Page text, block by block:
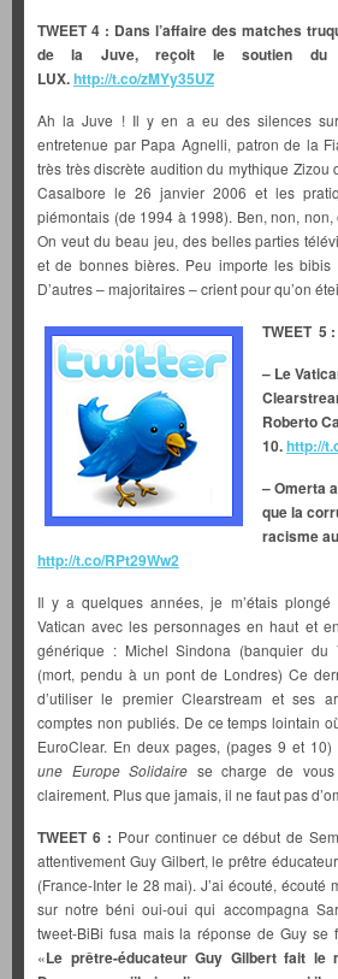
TWEET 4 : Dans l’affaire des matches
de la Juve, reçoit le soutien du
LUX.http://t.co/zMYy35UZ
Ah la Juve ! Il y en a eu des silences
entretenue par Papa Agnelli, patron de la
très très discrète audition du mythique Zizou
Casalbore le 26 janvier 2006 et les
piémontais (de 1994 à 1998). Ben, non, non,
On veut du beau jeu, des belles parties
et de bonnes bières. Peu importe les bibis
D’autres – majoritaires – crient pour qu’on
TWEET 5 :
– Le
Roberto
10.http://
– Omerta
que la
racisme
http://t.co/RPt29Ww2
Il y a quelques années, je m’étais
Vatican avec les personnages en haut et
générique : Michel Sindona (banquier du
(mort, pendu à un pont de Londres) Ce
d’utiliser le premier Clearstream et ses
comptes non publiés. De ce temps lointain
EuroClear. En deux pages, (pages 9 et 10)
une Europe Solidaire se charge de
clairement. Plus que jamais, il ne faut pas
TWEET 6 : Pour continuer ce début de
attentivement Guy Gilbert, le prêtre
(France-Inter le 28 mai). J’ai écouté, écouté
sur notre béni oui-oui qui accompagna
tweet-BiBi fusa mais la réponse de Guy se
«Le prêtre-éducateur Guy Gilbert fait le